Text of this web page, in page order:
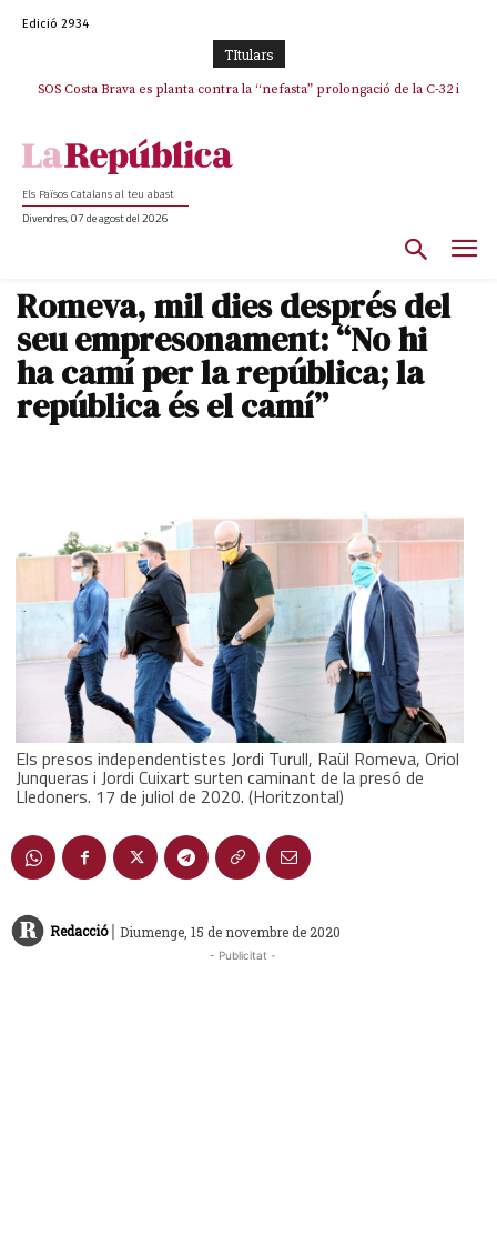
Edició 2934
TItulars
SOS Costa Brava es planta contra la “nefasta” prolongació de la C-32 i
Els Països Catalans al teu abast
Divendres, 07 de agost del 2026
Romeva, mil dies després del
seu empresonament: “No hi
ha camí per la república; la
república és el camí”
Els presos independentistes Jordi Turull, Raül Romeva, Oriol
Junqueras i Jordi Cuixart surten caminant de la presó de
Lledoners. 17 de juliol de 2020. (Horitzontal)
Redacció | Diumenge, 15 de novembre de 2020
- Publicitat -